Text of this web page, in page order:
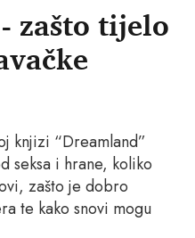
zašto tijelo
knjizi “Dreamland”
seksa i hrane, koliko
zašto je dobro
te kako snovi mogu